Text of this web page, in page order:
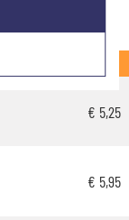
€ 5,25
€ 5,95